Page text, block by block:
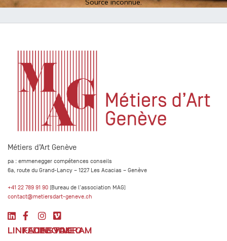
Source inconnue.
Métiers d’Art Genève
pa : emmenegger compétences conseils
6a, route du Grand-Lancy – 1227 Les Acacias – Genève
+41 22 789 91 90 (Bureau de l'association MAG)
contact@metiersdart-geneve.ch
LINKEDIN
FACEBOOK
INSTAGRAM
VIMEO